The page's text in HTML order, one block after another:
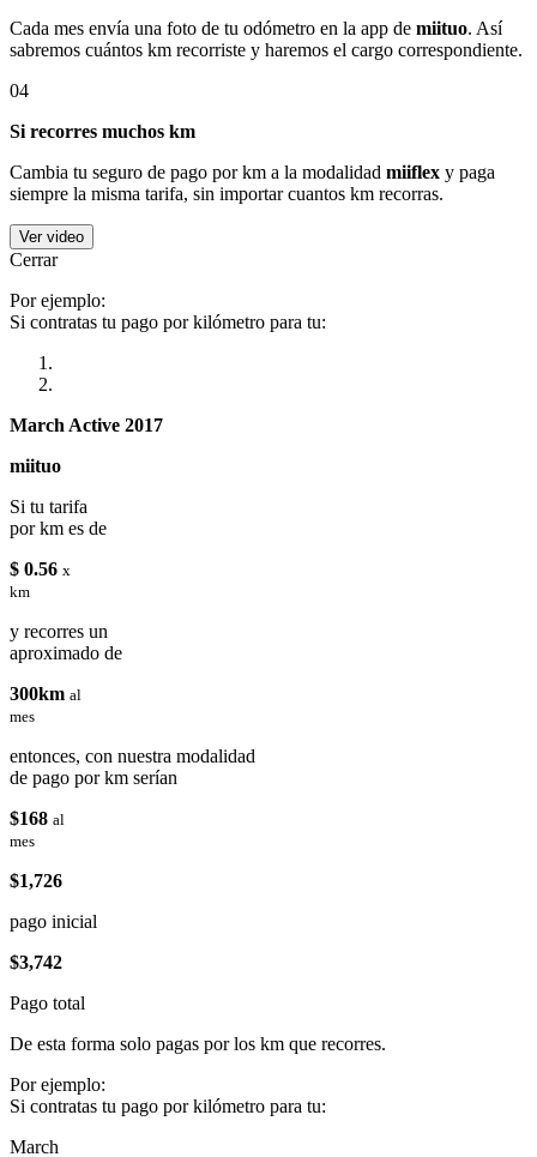
Cada mes envía una foto de tu odómetro en la app de miituo. Así
sabremos cuántos km recorriste y haremos el cargo correspondiente.
04
Si recorres muchos km
Cambia tu seguro de pago por km a la modalidad miiflex y paga
siempre la misma tarifa, sin importar cuantos km recorras.
Ver video
Cerrar
Por ejemplo:
Si contratas tu pago por kilómetro para tu:
March Active 2017
miituo
Si tu tarifa
por km es de
$ 0.56 x
km
y recorres un
aproximado de
300km al
mes
entonces, con nuestra modalidad
de pago por km serían
$168 al
mes
$1,726
pago inicial
$3,742
Pago total
De esta forma solo pagas por los km que recorres.
Por ejemplo:
Si contratas tu pago por kilómetro para tu:
March